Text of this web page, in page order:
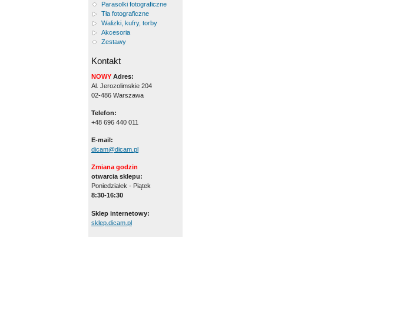
Parasolki fotograficzne
Tła fotograficzne
Walizki, kufry, torby
Akcesoria
Zestawy
Kontakt
NOWY Adres:
Al. Jerozolimskie 204
02-486 Warszawa
Telefon:
+48 696 440 011
E-mail:
dicam@dicam.pl
Zmiana godzin
otwarcia sklepu:
Poniedziałek - Piątek
8:30-16:30
Sklep internetowy:
sklep.dicam.pl